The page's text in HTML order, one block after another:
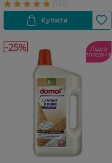
-25% Лідер
продажів